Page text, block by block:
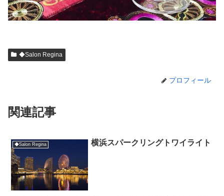
◆Salon Regina
プロフィール
関連記事
◆Salon Regina 横浜スパークリングトワイライト